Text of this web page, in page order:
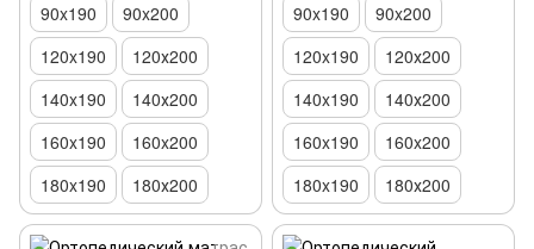
90x190
90x200
120x190
120х200
140x190
140х200
160x190
160x200
180x190
180х200
90x190
90x200
120x190
120х200
140x190
140х200
160x190
160x200
180x190
180х200